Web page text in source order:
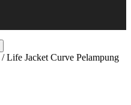
/ Life Jacket Curve Pelampung